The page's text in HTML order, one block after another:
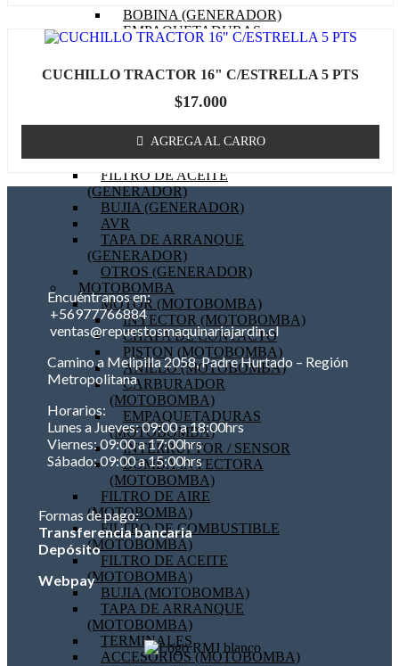
BOBINA (GENERADOR)
EMPAQUETADURAS
(GENERADOR)
MOTOR DE PARTIDA
(GENERADOR)
FILTRO DE AIRE
(GENERADOR)
FILTRO DE COMBUSTIBLE
(GENERADOR)
FILTRO DE ACEITE
(GENERADOR)
BUJIA (GENERADOR)
AVR
TAPA DE ARRANQUE
(GENERADOR)
OTROS (GENERADOR)
MOTOBOMBA
MOTOR (MOTOBOMBA)
INYECTOR (MOTOBOMBA)
CHAPA DE CONTACTO
PISTON (MOTOBOMBA)
ANILLO (MOTOBOMBA)
CARBURADOR
(MOTOBOMBA)
EMPAQUETADURAS
(MOTOBOMBA)
INTERRUPTOR / SENSOR
BOMBA INYECTORA
(MOTOBOMBA)
FILTRO DE AIRE
(MOTOBOMBA)
FILTRO DE COMBUSTIBLE
(MOTOBOMBA)
FILTRO DE ACEITE
(MOTOBOMBA)
BUJIA (MOTOBOMBA)
TAPA DE ARRANQUE
(MOTOBOMBA)
TERMINALES
ACCESORIOS (MOTOBOMBA)
CUCHILLO TRACTOR 16" C/ESTRELLA 5 PTS
$17.000
AGREGA AL CARRO
Encuéntranos en:
+56977766884
ventas@repuestosmaquinariajardin.cl
Camino a Melipilla 2058, Padre Hurtado – Región
Metropolitana
Horarios:
Lunes a Jueves: 09:00 a 18:00hrs
Viernes: 09:00 a 17:00hrs
Sábado: 09:00 a 15:00hrs
Formas de pago:
Transferencia bancaria
Depósito
Webpay